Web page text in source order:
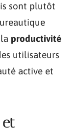
sont plutôt
productivité
utilisateurs
active et